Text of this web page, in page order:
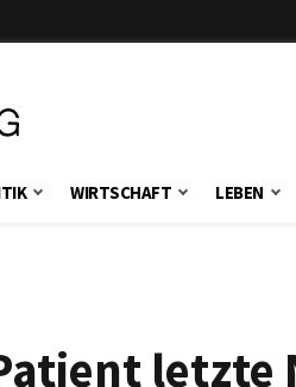
WIRTSCHAFT LEBEN
letzte